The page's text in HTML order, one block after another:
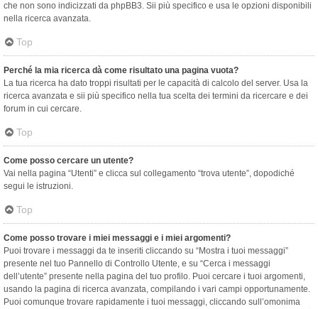
che non sono indicizzati da phpBB3. Sii più specifico e usa le opzioni disponibili
nella ricerca avanzata.
Top
Perché la mia ricerca dà come risultato una pagina vuota?
La tua ricerca ha dato troppi risultati per le capacità di calcolo del server. Usa la
ricerca avanzata e sii più specifico nella tua scelta dei termini da ricercare e dei
forum in cui cercare.
Top
Come posso cercare un utente?
Vai nella pagina “Utenti” e clicca sul collegamento “trova utente”, dopodiché
segui le istruzioni.
Top
Come posso trovare i miei messaggi e i miei argomenti?
Puoi trovare i messaggi da te inseriti cliccando su “Mostra i tuoi messaggi”
presente nel tuo Pannello di Controllo Utente, e su “Cerca i messaggi
dell’utente” presente nella pagina del tuo profilo. Puoi cercare i tuoi argomenti,
usando la pagina di ricerca avanzata, compilando i vari campi opportunamente.
Puoi comunque trovare rapidamente i tuoi messaggi, cliccando sull’omonima